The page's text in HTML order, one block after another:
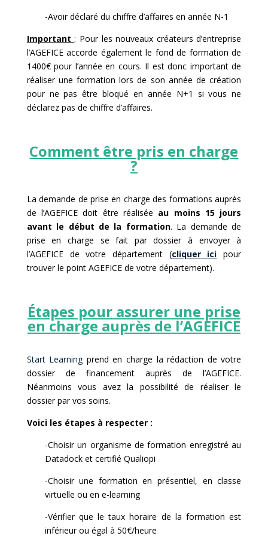
-Avoir déclaré du chiffre d’affaires en année N-1
Important : Pour les nouveaux créateurs d’entreprise
l’AGEFICE accorde également le fond de formation de
1400€ pour l’année en cours. Il est donc important de
réaliser une formation lors de son année de création
pour ne pas être bloqué en année N+1 si vous ne
déclarez pas de chiffre d’affaires.
Comment être pris en charge
?
La demande de prise en charge des formations auprès
de l’AGEFICE doit être réalisée au moins 15 jours
avant le début de la formation. La demande de
prise en charge se fait par dossier à envoyer à
l’AGEFICE de votre département (cliquer ici pour
trouver le point AGEFICE de votre département).
Étapes pour assurer une prise
en charge auprès de l’AGEFICE
Start Learningprend en charge la rédaction de votre
dossier de financement auprès de l’AGEFICE.
Néanmoins vous avez la possibilité de réaliser le
dossier par vos soins.
Voici les étapes à respecter :
-Choisir un organisme de formation enregistré au
Datadock et certifié Qualiopi
-Choisir une formation en présentiel, en classe
virtuelle ou en e-learning
-Vérifier que le taux horaire de la formation est
inférieur ou égal à 50€/heure